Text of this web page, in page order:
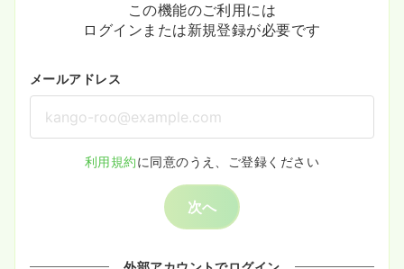
この機能のご利用には
ログインまたは新規登録が必要です
メールアドレス
利用規約に同意のうえ、ご登録ください
次へ